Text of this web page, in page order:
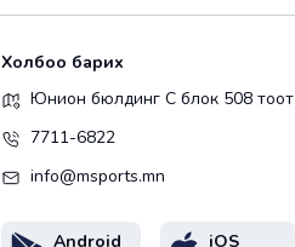
Холбоо барих
Юнион бюлдинг С блок 508 тоот
7711-6822
info@msports.mn
Android iOS